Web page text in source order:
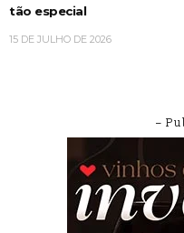
tão especial
15 DE JULHO DE 2026
–